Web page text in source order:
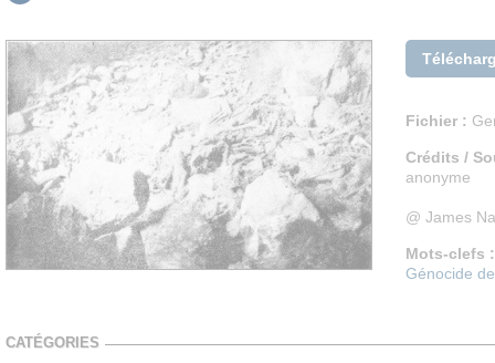
Fichier :
Crédits /
anonyme
@ James
Mots-clefs :
Génocide
CATÉGORIES